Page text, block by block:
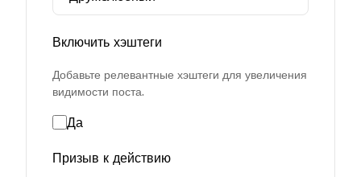
Включить хэштеги
Добавьте релевантные хэштеги для увеличения
видимости поста.
Да
Призыв к действию